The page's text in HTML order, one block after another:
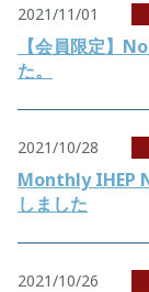
2021/11/01
【会員限定】
た。
2021/10/28
Monthly IHEP
しました
2021/10/26